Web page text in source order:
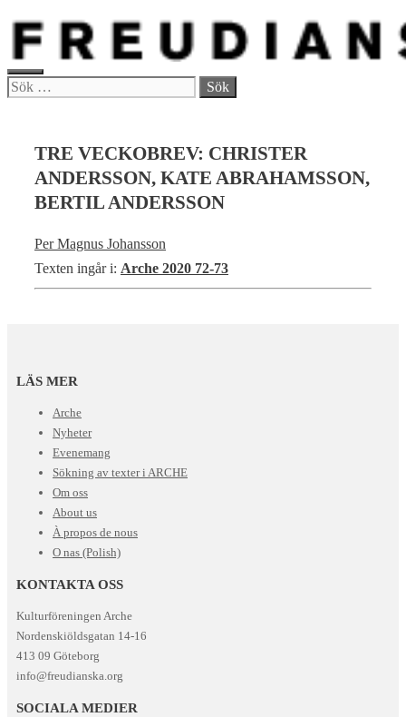
Hoppa
innehåll
MENY
Sök
TRE VECKOBREV: CHRISTER
ANDERSSON, KATE ABRAHAMSSON,
BERTIL ANDERSSON
Per Magnus Johansson
Texten ingår i: Arche 2020 72-73
LÄS MER
Arche
Nyheter
Evenemang
Sökning av texter i ARCHE
Om oss
About us
À propos de nous
O nas (Polish)
KONTAKTA OSS
Kulturföreningen Arche
Nordenskiöldsgatan 14-16
413 09 Göteborg
info@freudianska.org
SOCIALA MEDIER